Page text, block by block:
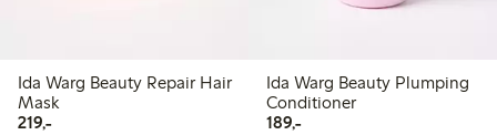
Ida Warg Beauty Repair Hair
Mask
219,-219,00 kr
Ida Warg Beauty Plumping
Conditioner
189,-189,00 kr